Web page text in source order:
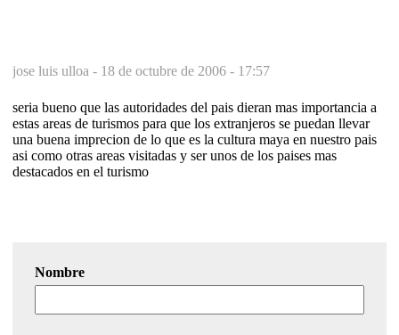
jose luis ulloa - 18 de octubre de 2006 - 17:57
seria bueno que las autoridades del pais dieran mas importancia a
estas areas de turismos para que los extranjeros se puedan llevar
una buena imprecion de lo que es la cultura maya en nuestro pais
asi como otras areas visitadas y ser unos de los paises mas
destacados en el turismo
Nombre